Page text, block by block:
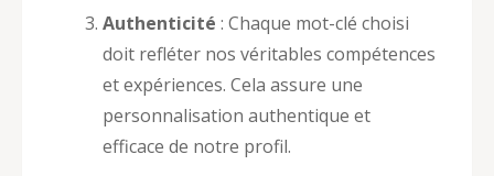
Authenticité : Chaque mot-clé choisi
doit refléter nos véritables compétences
et expériences. Cela assure une
personnalisation authentique et
efficace de notre profil.